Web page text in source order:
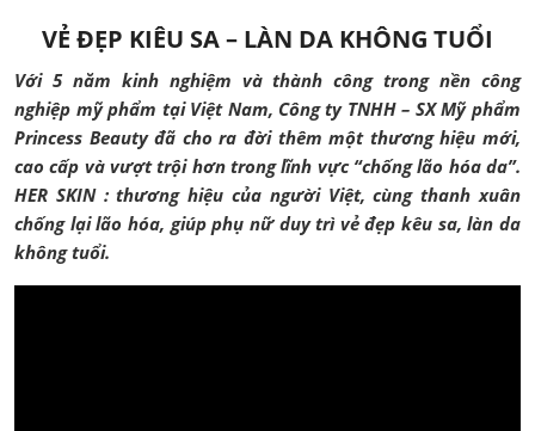
Liên Hệ
VẺ ĐẸP KIÊU SA – LÀN DA KHÔNG TUỔI
Với 5 năm kinh nghiệm và thành công trong nền công
nghiệp mỹ phẩm tại Việt Nam, Công ty TNHH – SX Mỹ phẩm
Princess Beauty đã cho ra đời thêm một thương hiệu mới,
cao cấp và vượt trội hơn trong lĩnh vực “chống lão hóa da”.
HER SKIN : thương hiệu của người Việt, cùng thanh xuân
chống lại lão hóa, giúp phụ nữ duy trì vẻ đẹp kêu sa, làn da
không tuổi.